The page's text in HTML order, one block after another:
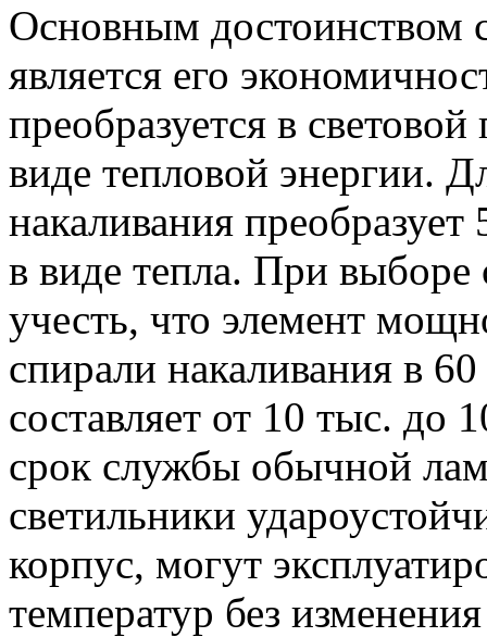
Основным достоинством
является его
преобразуется в
виде тепловой энергии.
накаливания преобразует
в виде тепла. При выборе
учесть, что элемент
спирали накаливания в
составляет от 10 тыс. до
срок службы обычной
светильники
корпус, могут
температур без